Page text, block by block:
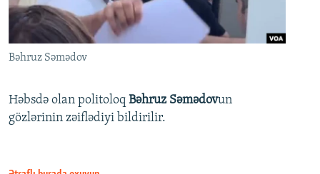
Bəhruz Səmədov
Həbsdə olan politoloq Bəhruz Səmədovun
gözlərinin zəiflədiyi bildirilir.